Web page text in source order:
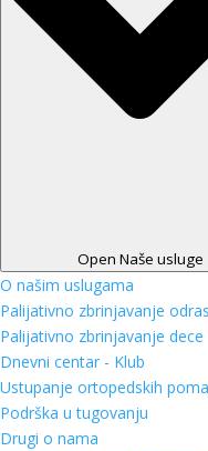
Open Naše usluge
O našim uslugama
Palijativno zbrinjavanje
Palijativno zbrinjavanje dece
Dnevni centar - Klub
Ustupanje ortopedskih
Podrška u tugovanju
Drugi o nama